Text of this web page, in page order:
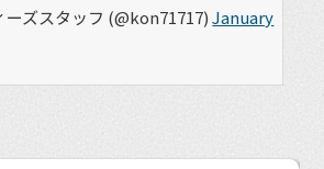
ズスタッフ (@kon71717)January